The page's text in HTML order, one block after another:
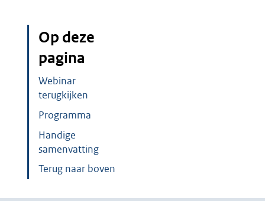
Op deze
pagina
Webinar
terugkijken
Programma
Handige
samenvatting
Terug naar boven